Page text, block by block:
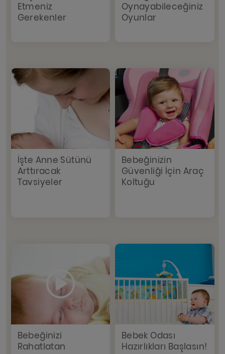
Etmeniz
Gerekenler
Oynayabileceğiniz
Oyunlar
İşte Anne Sütünü
Arttıracak
Tavsiyeler
Bebeğinizin
Güvenliği İçin Araç
Koltuğu
Bebeğinizi
Rahatlatan
Bebek Odası
Hazırlıkları Başlasın!